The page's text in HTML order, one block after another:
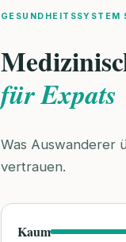
GESUNDHEITSSYSTEM
für Expats
Was Auswanderer
vertrauen.
Kaum